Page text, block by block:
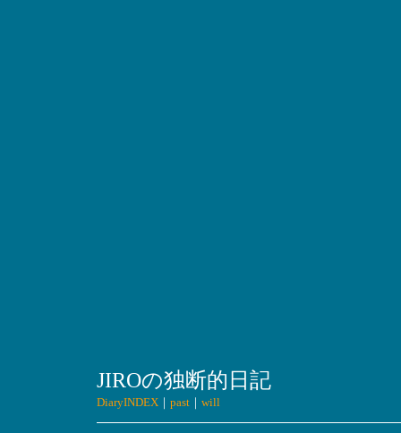
JIROの独断的日記
DiaryINDEX｜ past｜ will